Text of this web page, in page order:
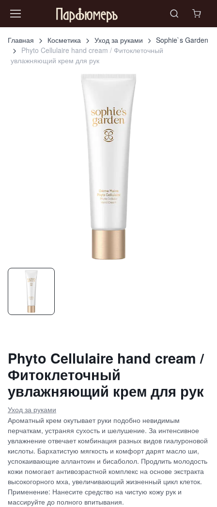
Главная Косметика Уход за руками
Sophie`s Garden
Phyto Cellulaire hand cream / Фитоклеточный
увлажняющий крем для рук
Phyto Cellulaire hand cream /
Фитоклеточный
увлажняющий крем для рук
Уход за руками
Ароматный крем окутывает руки подобно невидимым
перчаткам, устраняя сухость и шелушение. За интенсивное
увлажнение отвечает комбинация разных видов гиалуроновой
кислоты. Бархатистую мягкость и комфорт дарят масло ши,
успокаивающие аллантоин и бисаболол. Продлить молодость
кожи помогает антивозрастной комплекс на основе экстракта
высокогорного мха, увеличивающий жизненный цикл клеток.
Применение: Нанесите средство на чистую кожу рук и
массируйте до полного впитывания.